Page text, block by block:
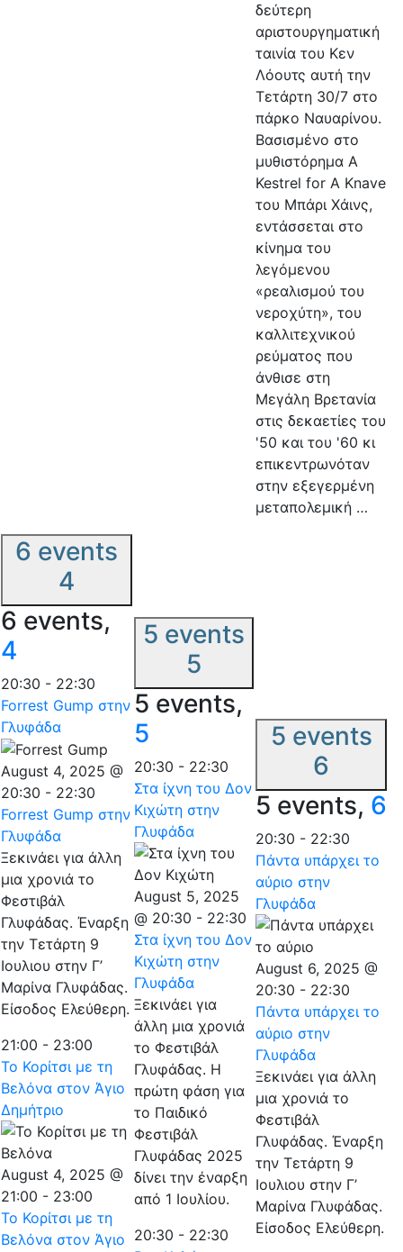
δεύτερη
αριστουργηματική
ταινία του Κεν
Λόουτς αυτή την
Τετάρτη 30/7 στο
πάρκο Ναυαρίνου.
Βασισμένο στο
μυθιστόρημα Α
Kestrel for A Knave
του Μπάρι Χάινς,
εντάσσεται στο
κίνημα του
λεγόμενου
«ρεαλισμού του
νεροχύτη», του
καλλιτεχνικού
ρεύματος που
άνθισε στη
Μεγάλη Βρετανία
στις δεκαετίες του
'50 και του '60 κι
επικεντρωνόταν
στην εξεγερμένη
μεταπολεμική …
6 events
4
6 events,
4
20:30 - 22:30
Forrest Gump στην
Γλυφάδα
August 4, 2025 @
20:30 - 22:30
Forrest Gump στην
Γλυφάδα
Ξεκινάει για άλλη
μια χρονιά το
Φεστιβάλ
Γλυφάδας. Έναρξη
την Τετάρτη 9
Ιουλιου στην Γ’
Μαρίνα Γλυφάδας.
Είσοδος Ελεύθερη.
21:00 - 23:00
Το Κορίτσι με τη
Βελόνα στον Άγιο
Δημήτριο
August 4, 2025 @
21:00 - 23:00
Το Κορίτσι με τη
Βελόνα στον Άγιο
5 events
5
5 events,
5
20:30 - 22:30
Στα ίχνη του Δον
Κιχώτη στην
Γλυφάδα
August 5, 2025
@ 20:30 - 22:30
Στα ίχνη του Δον
Κιχώτη στην
Γλυφάδα
Ξεκινάει για
άλλη μια χρονιά
το Φεστιβάλ
Γλυφάδας. Η
πρώτη φάση για
το Παιδικό
Φεστιβάλ
Γλυφάδας 2025
δίνει την έναρξη
από 1 Ιουλίου.
20:30 - 22:30
5 events
6
5 events, 6
20:30 - 22:30
Πάντα υπάρχει το
αύριο στην
Γλυφάδα
August 6, 2025 @
20:30 - 22:30
Πάντα υπάρχει το
αύριο στην
Γλυφάδα
Ξεκινάει για άλλη
μια χρονιά το
Φεστιβάλ
Γλυφάδας. Έναρξη
την Τετάρτη 9
Ιουλιου στην Γ’
Μαρίνα Γλυφάδας.
Είσοδος Ελεύθερη.